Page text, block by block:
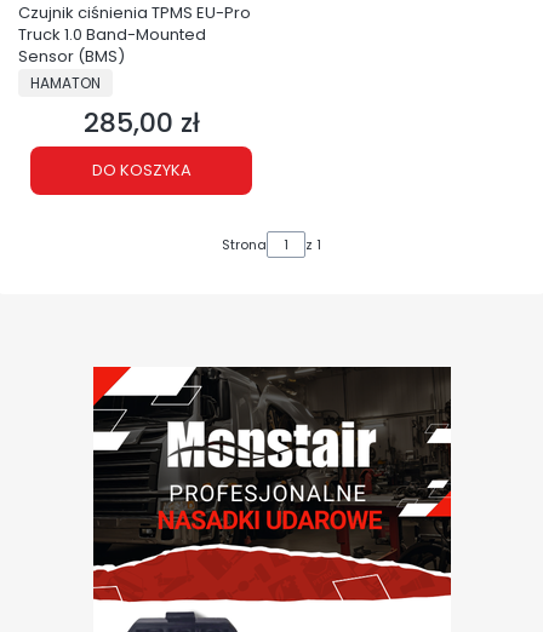
Czujnik ciśnienia TPMS EU-Pro
Truck 1.0 Band-Mounted
Sensor (BMS)
PRODUCENT
HAMATON
Cena
285,00 zł
DO KOSZYKA
Strona z 1